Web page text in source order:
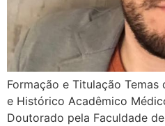
Formação e Titulação
e Histórico Acadêmico
Doutorado pela Faculdade